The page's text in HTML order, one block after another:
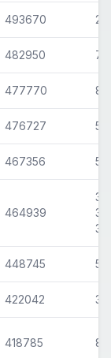
493670 25
482950 76
477770 81
476727 55
467356 56
464939
448745 53
422042 38
418785 83